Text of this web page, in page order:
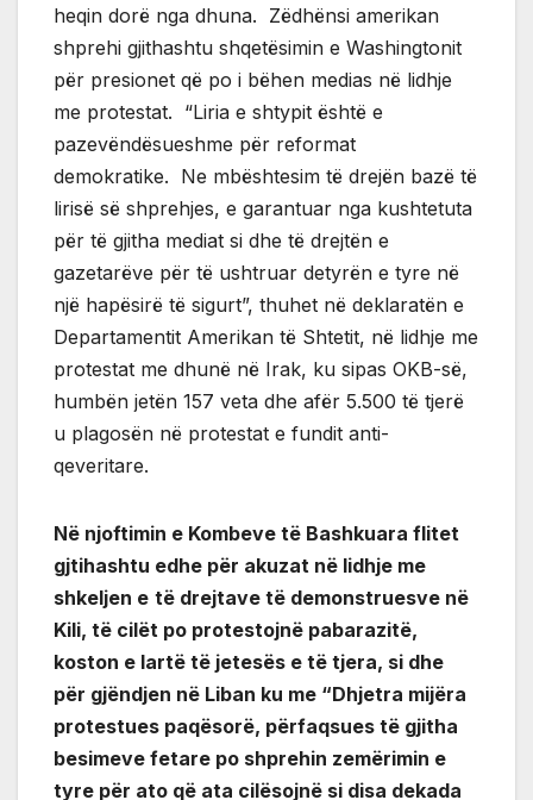
heqin dorë nga dhuna. Zëdhënsi amerikan
shprehi gjithashtu shqetësimin e Washingtonit
për presionet që po i bëhen medias në lidhje
me protestat. “Liria e shtypit është e
pazevëndësueshme për reformat
demokratike. Ne mbështesim të drejën bazë të
lirisë së shprehjes, e garantuar nga kushtetuta
për të gjitha mediat si dhe të drejtën e
gazetarëve për të ushtruar detyrën e tyre në
një hapësirë të sigurt”, thuhet në deklaratën e
Departamentit Amerikan të Shtetit, në lidhje me
protestat me dhunë në Irak, ku sipas OKB-së,
humbën jetën 157 veta dhe afër 5.500 të tjerë
u plagosën në protestat e fundit anti-
qeveritare.
Në njoftimin e Kombeve të Bashkuara flitet
gjtihashtu edhe për akuzat në lidhje me
shkeljen e të drejtave të demonstruesve në
Kili, të cilët po protestojnë pabarazitë,
koston e lartë të jetesës e të tjera, si dhe
për gjëndjen në Liban ku me “Dhjetra mijëra
protestues paqësorë, përfaqsues të gjitha
besimeve fetare po shprehin zemërimin e
tyre për ato që ata cilësojnë si disa dekada